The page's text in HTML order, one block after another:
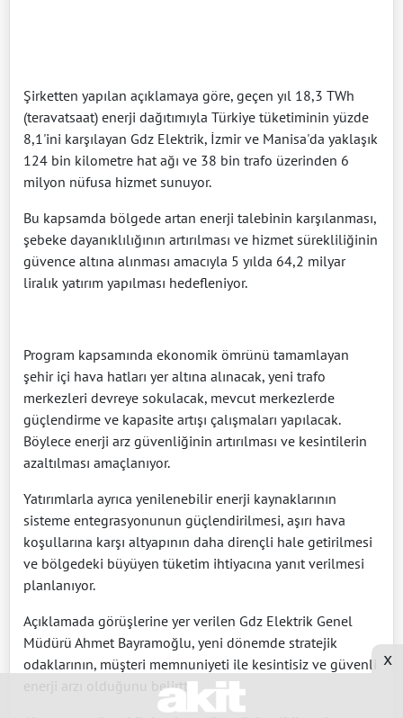
Şirketten yapılan açıklamaya göre, geçen yıl 18,3 TWh
(teravatsaat) enerji dağıtımıyla Türkiye tüketiminin yüzde
8,1'ini karşılayan Gdz Elektrik, İzmir ve Manisa'da yaklaşık
124 bin kilometre hat ağı ve 38 bin trafo üzerinden 6
milyon nüfusa hizmet sunuyor.
Bu kapsamda bölgede artan enerji talebinin karşılanması,
şebeke dayanıklılığının artırılması ve hizmet sürekliliğinin
güvence altına alınması amacıyla 5 yılda 64,2 milyar
liralık yatırım yapılması hedefleniyor.
Program kapsamında ekonomik ömrünü tamamlayan
şehir içi hava hatları yer altına alınacak, yeni trafo
merkezleri devreye sokulacak, mevcut merkezlerde
güçlendirme ve kapasite artışı çalışmaları yapılacak.
Böylece enerji arz güvenliğinin artırılması ve kesintilerin
azaltılması amaçlanıyor.
Yatırımlarla ayrıca yenilenebilir enerji kaynaklarının
sisteme entegrasyonunun güçlendirilmesi, aşırı hava
koşullarına karşı altyapının daha dirençli hale getirilmesi
ve bölgedeki büyüyen tüketim ihtiyacına yanıt verilmesi
planlanıyor.
Açıklamada görüşlerine yer verilen Gdz Elektrik Genel
Müdürü Ahmet Bayramoğlu, yeni dönemde stratejik
odaklarının, müşteri memnuniyeti ile kesintisiz ve güvenli
enerji arzı olduğunu belirtti.
x